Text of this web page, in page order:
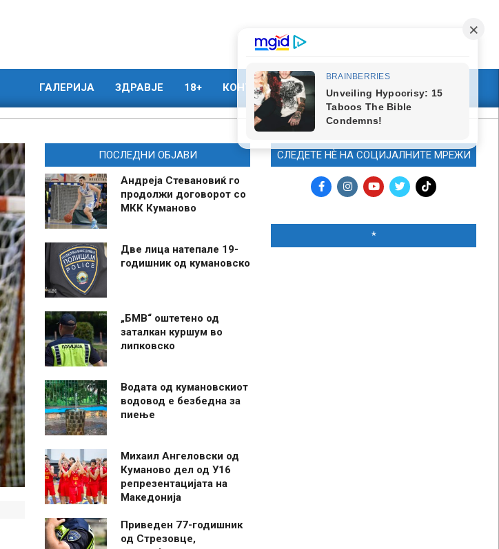
ГАЛЕРИЈА ЗДРАВЈЕ 18+ КОНТАКТ МАРКЕТИНГ
ПОСЛЕДНИ ОБЈАВИ
Андреја Стевановиќ го
продолжи договорот со
МКК Куманово
Две лица натепале 19-
годишник од кумановско
„БМВ“ оштетено од
заталкан куршум во
липковско
Водата од кумановскиот
водовод е безбедна за
пиење
Михаил Ангеловски од
Куманово дел од У16
репрезентацијата на
Македонија
Приведен 77-годишник
од Стрезовце,
СЛЕДЕТЕ НЀ НА СОЦИЈАЛНИТЕ МРЕЖИ
*